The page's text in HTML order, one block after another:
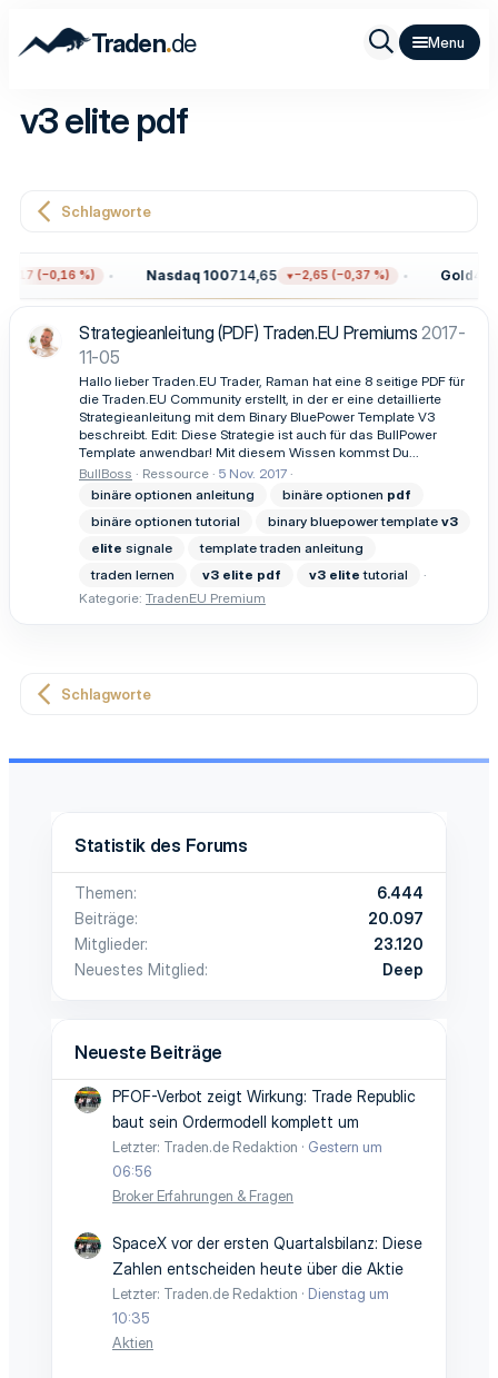
Traden.de
v3 elite pdf
Schlagworte
(−0,16 %) Nasdaq 100714,65 −2,65 (−0,37 %) Gold
Strategieanleitung (PDF) Traden.EU Premiums 2017-
11-05
Hallo lieber Traden.EU Trader, Raman hat eine 8 seitige PDF für
die Traden.EU Community erstellt, in der er eine detaillierte
Strategieanleitung mit dem Binary BluePower Template V3
beschreibt. Edit: Diese Strategie ist auch für das BullPower
Template anwendbar! Mit diesem Wissen kommst Du...
BullBoss
Ressource 5 Nov. 2017
binäre optionen anleitung
binäre optionen pdf
binäre optionen tutorial
binary bluepower template v3
elite signale
template traden anleitung
traden lernen
v3 elite pdf v3 elite tutorial
Kategorie: TradenEU Premium
Schlagworte
Statistik des Forums
Themen
6.444
Beiträge
20.097
Mitglieder
23.120
Neuestes Mitglied
Deep
Neueste Beiträge
PFOF-Verbot zeigt Wirkung: Trade Republic
baut sein Ordermodell komplett um
Letzter: Traden.de Redaktion
Gestern um
06:56
Broker Erfahrungen & Fragen
SpaceX vor der ersten Quartalsbilanz: Diese
Zahlen entscheiden heute über die Aktie
Letzter: Traden.de Redaktion
Dienstag um
10:35
Aktien